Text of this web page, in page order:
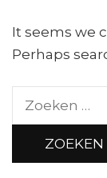
It seems we
Perhaps
Zoeken